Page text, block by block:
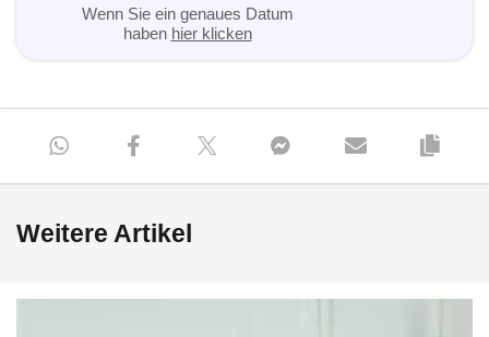
Wenn Sie ein genaues Datum
haben hier klicken
Weitere Artikel